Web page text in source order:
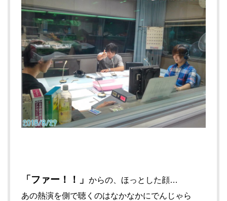
「ファー！！」 からの、ほっとした顔…
あの熱演を側で聴くのはなかなかにでんじゃら